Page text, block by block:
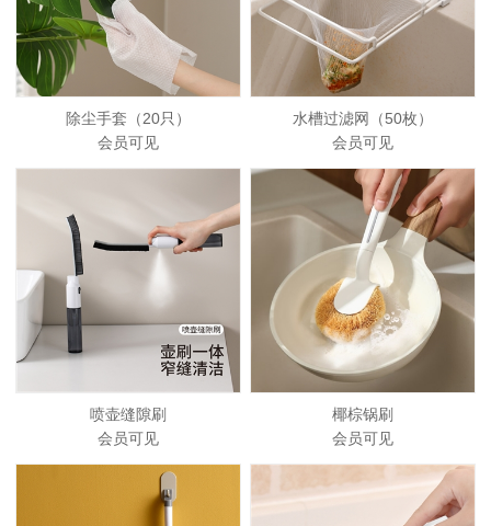
除尘手套（20只）
会员可见
水槽过滤网（50枚）
会员可见
喷壶缝隙刷
会员可见
椰棕锅刷
会员可见